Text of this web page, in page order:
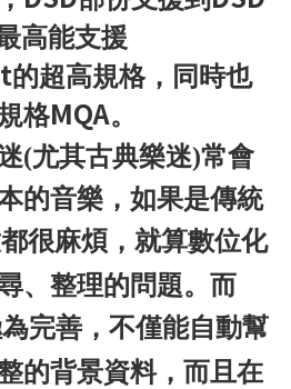
高能支援
的超高規格，同時也
格MQA。
尤其古典樂迷)常會
的音樂，如果是傳統
很麻煩，就算數位化
、整理的問題。而
完善，不僅能自動幫
的背景資料，而且在